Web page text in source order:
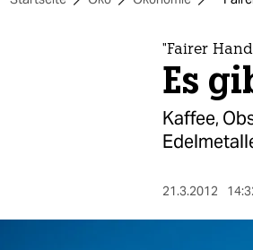
themen
"Fairer
Es
Kaffee,
21.3.2012